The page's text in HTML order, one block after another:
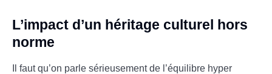
L’impact d’un héritage culturel hors
norme
Il faut qu’on parle sérieusement de l’équilibre hyper